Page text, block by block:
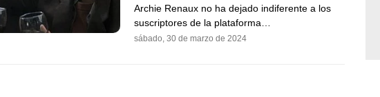
Archie Renaux no ha dejado indiferente a los
suscriptores de la plataforma…
sábado, 30 de marzo de 2024